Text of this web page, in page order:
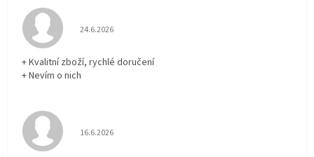
Hodnocení obchodu je 5 z 5 hvězdiček.
24.6.2026
+ Kvalitní zboží, rychlé doručení
+ Nevím o nich
Hodnocení obchodu je 5 z 5 hvězdiček.
16.6.2026